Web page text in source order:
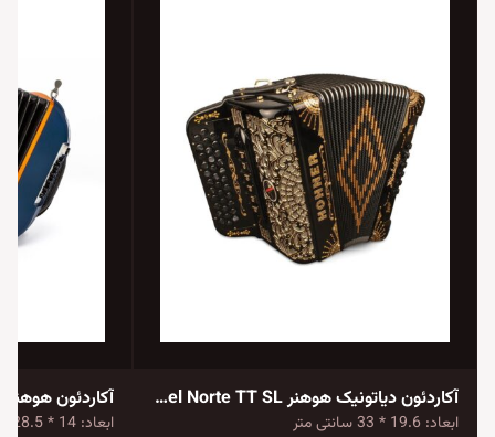
آکاردئون دیاتونیک هوهنر Rey Del Norte TT SL
ابعاد: 19.6 * 33 سانتی متر
آکاردئون هوهنر Hohner XS Child
ابعاد: 14 * 28.5 سانتی متر